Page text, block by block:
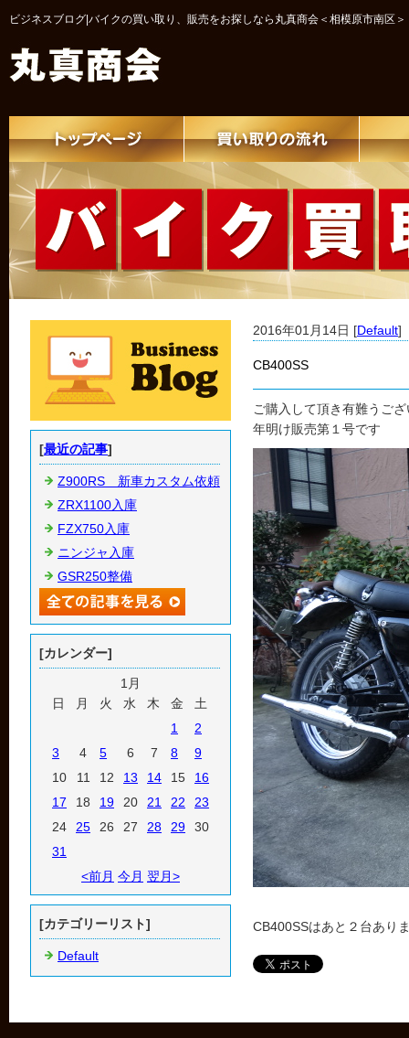
ビジネスブログ|バイクの買い取り、販売をお探しなら丸真商会＜相模原市南区＞
2016年01月14日 [Default]
CB400SS
ご購入して頂き有難うご
年明け販売第１号です
CB400SSはあと２台あり
[最近の記事]
Z900RS 新車カスタム依頼
ZRX1100入庫
FZX750入庫
ニンジャ入庫
GSR250整備
[カレンダー]
1月
日
月 火 水 木 金
土
1
2
3
4 5 6 7 8
9
10
11 12 13 14 15
16
17
18 19 20 21 22
23
24
25 26 27 28 29
30
31
<前月 今月 翌月>
[カテゴリーリスト]
Default